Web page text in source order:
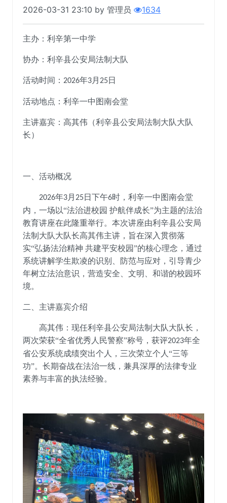
2026-03-31 23:10 by 管理员 1634
主办：利辛第一中学
协办：利辛县公安局法制大队
活动时间： 2026年3月 25日
活动地点：利辛一中图南会堂
主讲嘉宾：高其伟（利辛县公安局法制大队大队
长）
一、活动概况
2026年3月 25日下午6时，利辛一中图南会堂
内，一场以“法治进校园 护航伴成长”为主题的法治
教育讲座在此隆重举行。本次讲座由利辛县公安局
法制大队大队长高其伟主讲，旨在深入贯彻落
实“弘扬法治精神 共建平安校园”的核心理念，通过
系统讲解学生欺凌的识别、防范与应对，引导青少
年树立法治意识，营造安全、文明、和谐的校园环
境。
二、主讲嘉宾介绍
高其伟 ： 现任利辛县公安局法制大队大队长 ，
两次荣获“全省优秀人民警察”称号 ， 获评2023年全
省公安系统成绩突出个人
， 三次荣立个人 “三等
功”。 长期奋战在法治一线，兼具深厚的法律专业
素养与丰富的执法经验。